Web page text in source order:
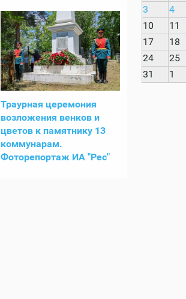
Траурная церемония
возложения венков и
цветов к памятнику 13
коммунарам.
Фоторепортаж ИА "Рес"
3
4
10
11
17
18
24
25
31
1